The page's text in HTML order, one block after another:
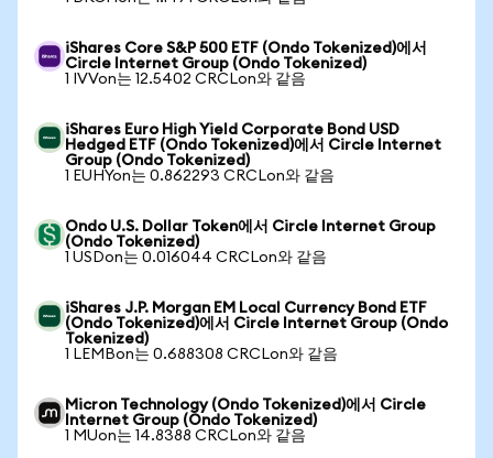
iShares Core S&P 500 ETF (Ondo Tokenized)에서
Circle Internet Group (Ondo Tokenized)
1 IVVon는 12.5402 CRCLon와 같음
iShares Euro High Yield Corporate Bond USD
Hedged ETF (Ondo Tokenized)에서 Circle Internet
Group (Ondo Tokenized)
1 EUHYon는 0.862293 CRCLon와 같음
Ondo U.S. Dollar Token에서 Circle Internet Group
(Ondo Tokenized)
1 USDon는 0.016044 CRCLon와 같음
iShares J.P. Morgan EM Local Currency Bond ETF
(Ondo Tokenized)에서 Circle Internet Group (Ondo
Tokenized)
1 LEMBon는 0.688308 CRCLon와 같음
Micron Technology (Ondo Tokenized)에서 Circle
Internet Group (Ondo Tokenized)
1 MUon는 14.8388 CRCLon와 같음